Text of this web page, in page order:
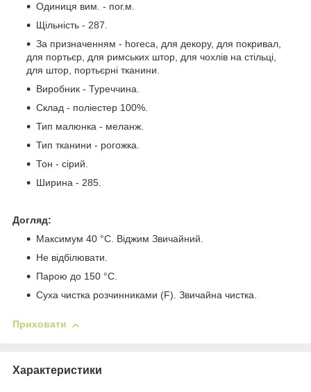
Одиниця вим. - пог.м.
Щільність - 287.
За призначенням - horeca, для декору, для покривал,
для портьєр, для римських штор, для чохлів на стільці,
для штор, портьєрні тканини.
Виробник - Туреччина.
Склад - поліестер 100%.
Тип малюнка - меланж.
Тип тканини - рогожка.
Тон - сірий.
Ширина - 285.
Догляд:
Максимум 40 °C. Віджим Звичайний.
Не відбілювати.
Парою до 150 °C.
Суха чистка розчинниками (F). Звичайна чистка.
Приховати
Характеристики